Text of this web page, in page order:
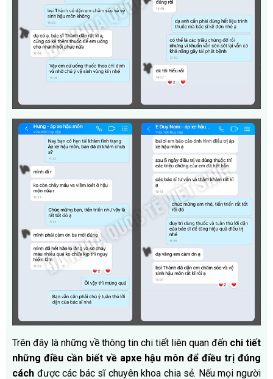
Trên đây là những về thông tin chi tiết liên quan đến chi tiết
những điều cần biết về apxe hậu môn để điều trị đúng
cách được các bác sĩ chuyên khoa chia sẻ. Nếu mọi người